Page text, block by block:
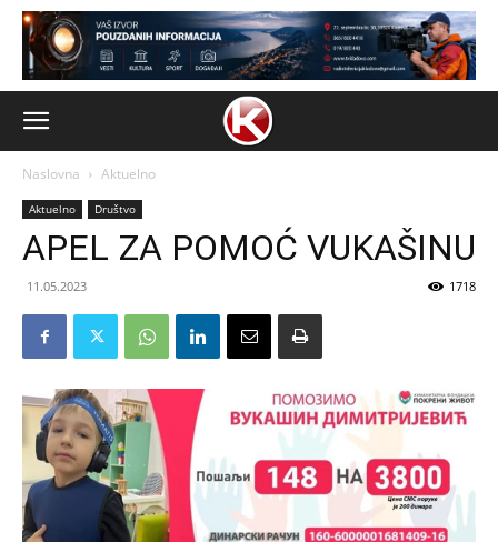
Naslovna Aktuelno
Aktuelno Društvo
APEL ZA POMOĆ VUKAŠINU
11.05.2023 1718